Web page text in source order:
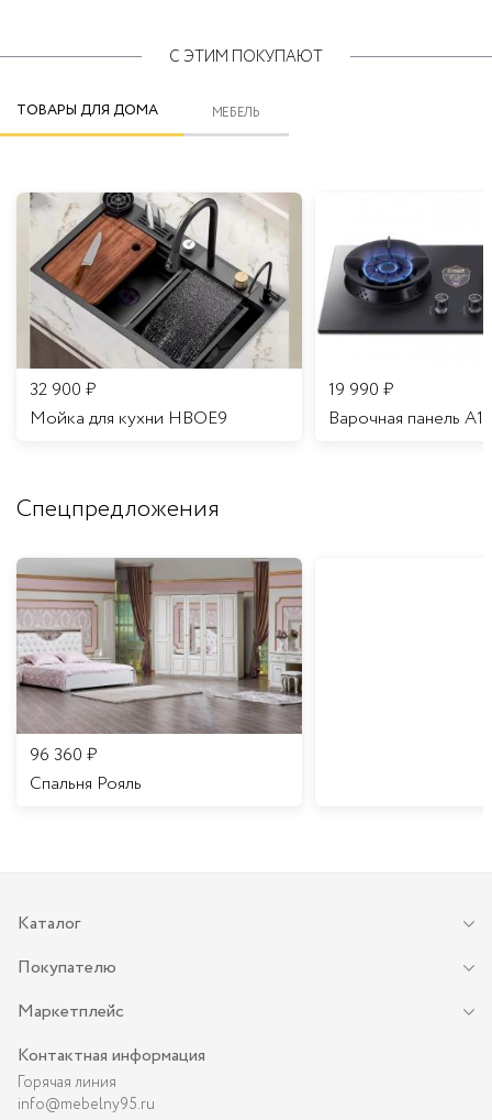
С ЭТИМ ПОКУПАЮТ
ТОВАРЫ ДЛЯ ДОМА МЕБЕЛЬ
32 900 ₽
Мойка для кухни HBOE9
19 990 ₽
Варочная панель A16
Спецпредложения
96 360 ₽
Спальня Рояль
Каталог
Покупателю
Маркетплейс
Контактная информация
Горячая линия
info@mebelny95.ru